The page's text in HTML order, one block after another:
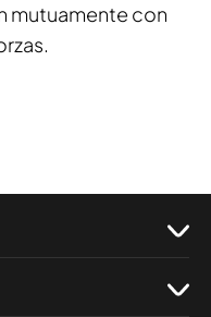
mutuamente con